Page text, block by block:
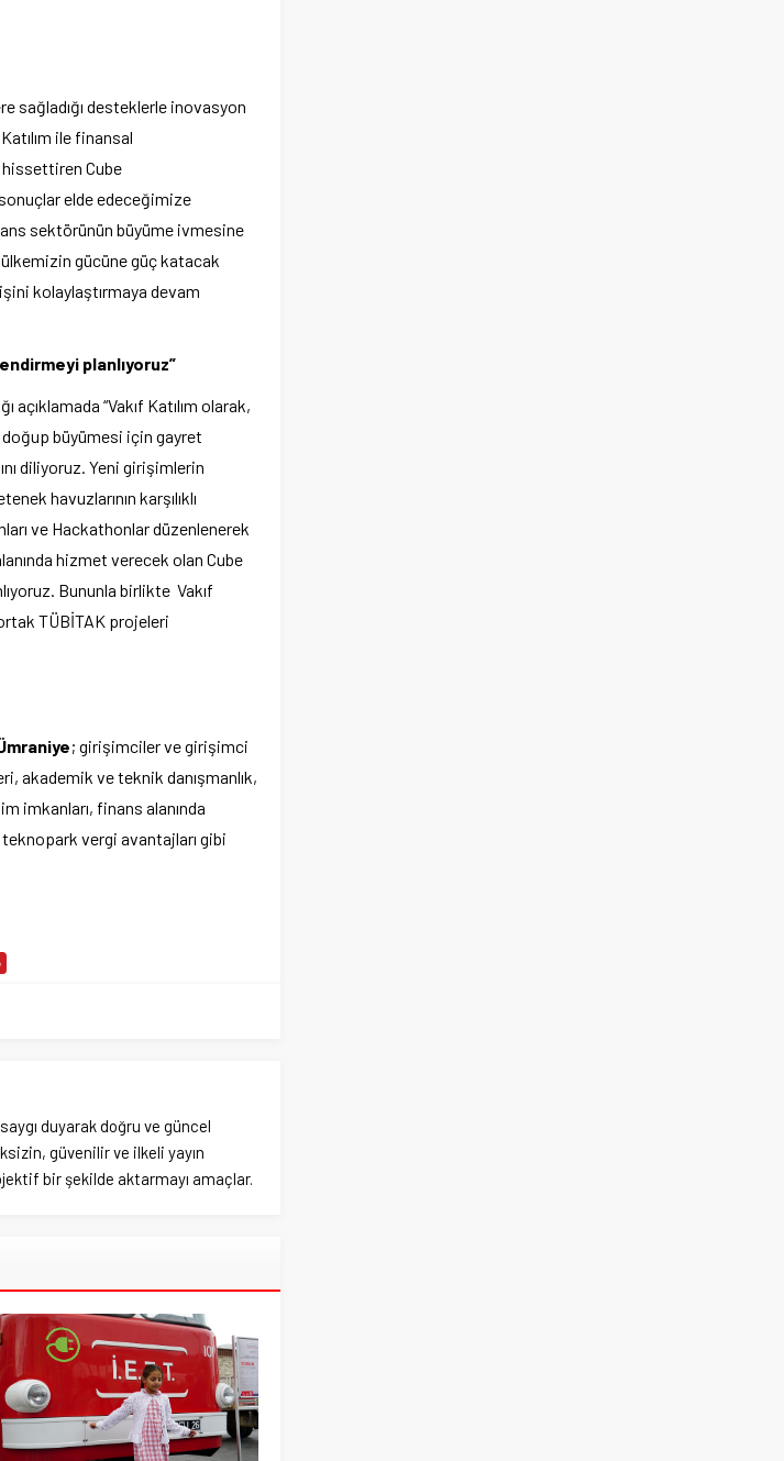
sağladığı desteklerle inovasyon
ile finansal
Cube
elde edeceğimize
sektörünün büyüme ivmesine
gücüne güç katacak
kolaylaştırmaya devam
planlıyoruz”
“Vakıf Katılım olarak,
büyümesi için gayret
diliyoruz. Yeni girişimlerin
havuzlarının karşılıklı
ve Hackathonlar düzenlenerek
hizmet verecek olan Cube
Bununla birlikte Vakıf
TÜBİTAK projeleri
; girişimciler ve girişimci
akademik ve teknik danışmanlık,
imkanları, finans alanında
vergi avantajları gibi
duyarak doğru ve güncel
güvenilir ve ilkeli yayın
bir şekilde aktarmayı amaçlar.